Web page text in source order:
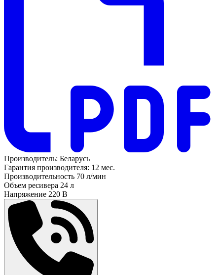
Производитель: Беларусь
Гарантия производителя: 12 мес.
Производительность 70 л/мин
Объем ресивера 24 л
Напряжение 220 В